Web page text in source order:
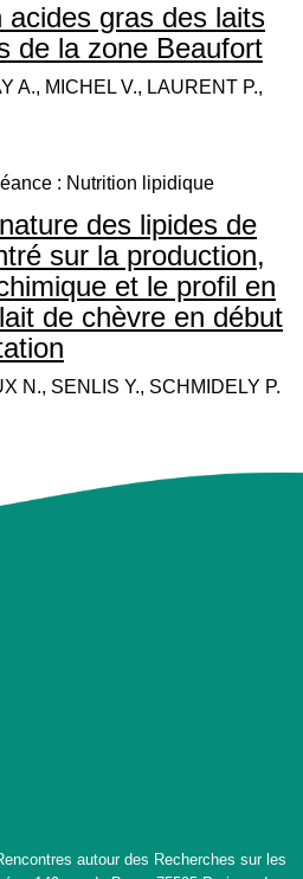
acides gras des laits
de la zone Beaufort
A., MICHEL V., LAURENT P.,
: Nutrition lipidique
des lipides de
sur la production,
et le profil en
de chèvre en début
N., SENLIS Y., SCHMIDELY P.
autour des Recherches sur les